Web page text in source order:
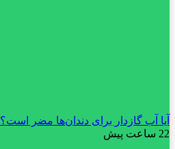
آیا آب گازدار برای دندان‌ها مضر است؟
22 ساعت پیش